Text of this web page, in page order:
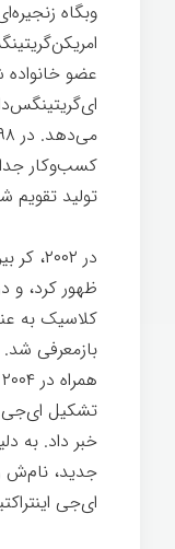
وبگاه
عضو
کسب‌وکار
تولید تقویم
در
کلاسیک به
بازمعرفی شد.
تشکیل
خبر داد. به
جدید، نام‌ش
ای‌جی